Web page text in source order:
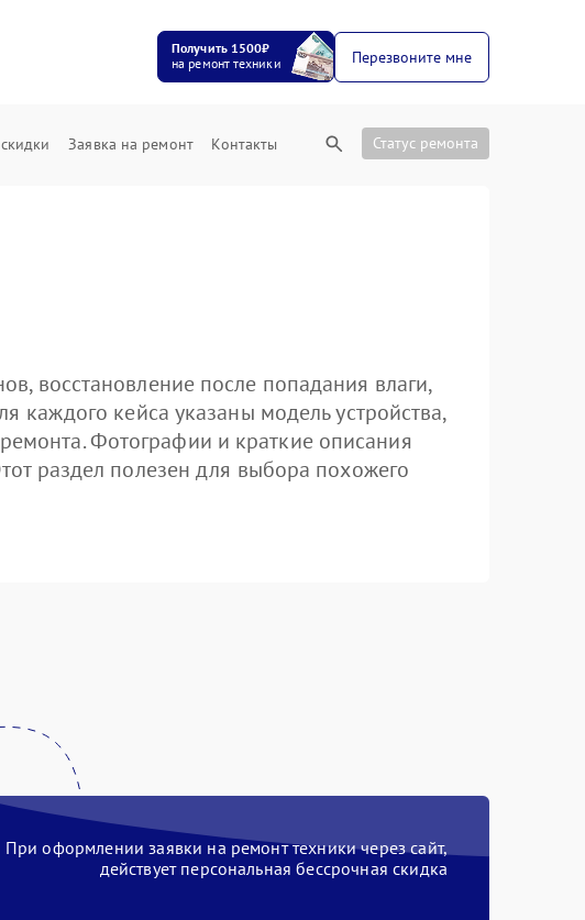
Получить 1500₽
на ремонт техники
Перезвоните мне
Заявка на ремонт Контакты Статус ремонта
восстановление после попадания влаги,
каждого кейса указаны модель устройства,
Фотографии и краткие описания
раздел полезен для выбора похожего
При оформлении заявки на ремонт техники через сайт,
действует персональная бессрочная скидка